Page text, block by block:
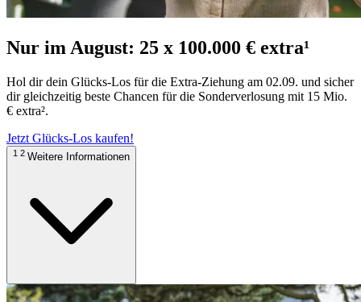
Nur im August: 25 x 100.000 € extra¹
Hol dir dein Glücks-Los für die Extra-Ziehung am 02.09. und sicher
dir gleichzeitig beste Chancen für die Sonderverlosung mit 15 Mio.
€ extra².
Jetzt Glücks-Los kaufen!
1 2 Weitere Informationen